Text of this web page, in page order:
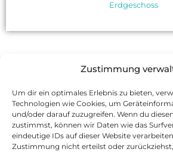
Zustimmung
Um dir ein optimales Erlebnis zu bieten,
Technologien wie Cookies, um
und/oder darauf zuzugreifen. Wenn du
zustimmst, können wir Daten wie das
eindeutige IDs auf dieser Website
Zustimmung nicht erteilst oder
Erdgeschoss
Jobs
Kontakt
Datenschutz
Impressum